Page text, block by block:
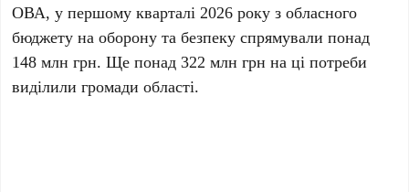
ОВА, у першому кварталі 2026 року з обласного
бюджету на оборону та безпеку спрямували понад
148 млн грн. Ще понад 322 млн грн на ці потреби
виділили громади області.